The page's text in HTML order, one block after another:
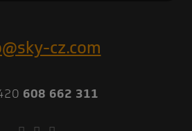
cz.com
608 662 311